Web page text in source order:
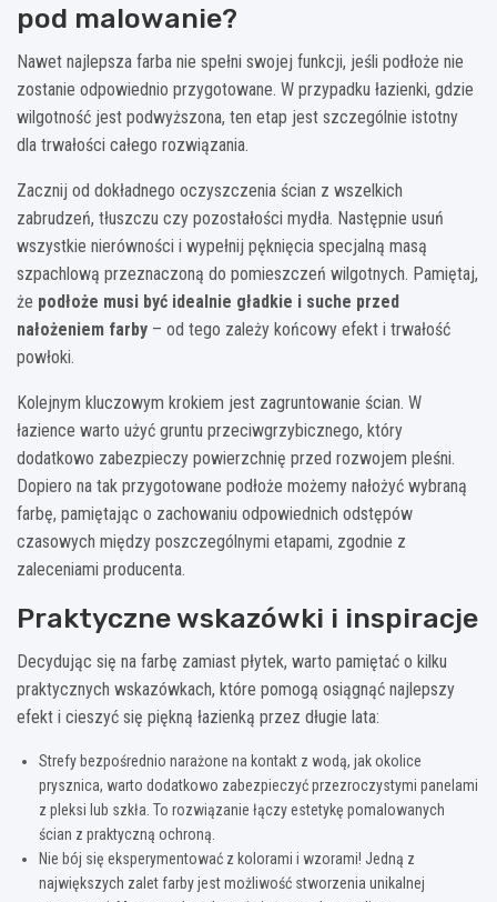
pod malowanie?
Nawet najlepsza farba nie spełni swojej funkcji, jeśli podłoże nie
zostanie odpowiednio przygotowane. W przypadku łazienki, gdzie
wilgotność jest podwyższona, ten etap jest szczególnie istotny
dla trwałości całego rozwiązania.
Zacznij od dokładnego oczyszczenia ścian z wszelkich
zabrudzeń, tłuszczu czy pozostałości mydła. Następnie usuń
wszystkie nierówności i wypełnij pęknięcia specjalną masą
szpachlową przeznaczoną do pomieszczeń wilgotnych. Pamiętaj,
że podłoże musi być idealnie gładkie i suche przed
nałożeniem farby – od tego zależy końcowy efekt i trwałość
powłoki.
Kolejnym kluczowym krokiem jest zagruntowanie ścian. W
łazience warto użyć gruntu przeciwgrzybicznego, który
dodatkowo zabezpieczy powierzchnię przed rozwojem pleśni.
Dopiero na tak przygotowane podłoże możemy nałożyć wybraną
farbę, pamiętając o zachowaniu odpowiednich odstępów
czasowych między poszczególnymi etapami, zgodnie z
zaleceniami producenta.
Praktyczne wskazówki i inspiracje
Decydując się na farbę zamiast płytek, warto pamiętać o kilku
praktycznych wskazówkach, które pomogą osiągnąć najlepszy
efekt i cieszyć się piękną łazienką przez długie lata:
Strefy bezpośrednio narażone na kontakt z wodą, jak okolice
prysznica, warto dodatkowo zabezpieczyć przezroczystymi panelami
z pleksi lub szkła. To rozwiązanie łączy estetykę pomalowanych
ścian z praktyczną ochroną.
Nie bój się eksperymentować z kolorami i wzorami! Jedną z
największych zalet farby jest możliwość stworzenia unikalnej